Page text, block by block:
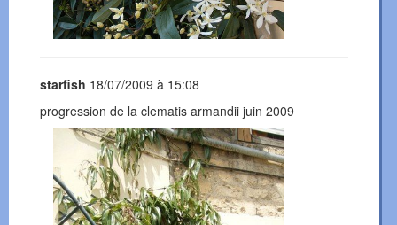
starfish 18/07/2009 à 15:08
progression de la clematis armandii juin 2009